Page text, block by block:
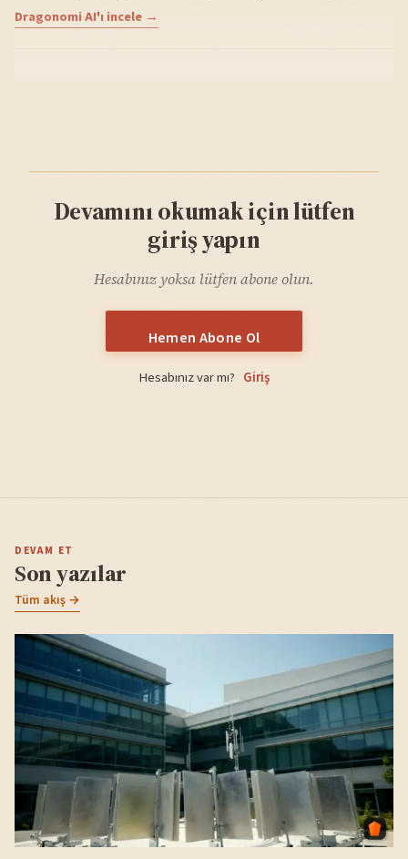
Dragonomi AI'ı incele →
Devamını okumak için lütfen
giriş yapın
Hesabınız yoksa lütfen abone olun.
Hemen Abone Ol
Hesabınız var mı? Giriş
DEVAM ET
Son yazılar
Tüm akış →